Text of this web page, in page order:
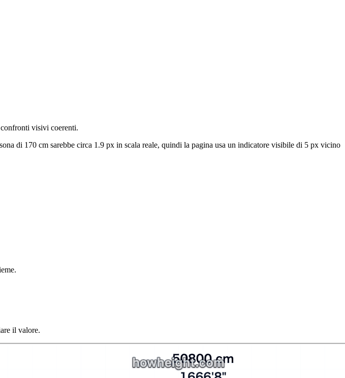
confronti visivi coerenti.
di 170 cm sarebbe circa 1.9 px in scala reale, quindi la pagina usa un indicatore visibile di 5 px vicino
il valore.